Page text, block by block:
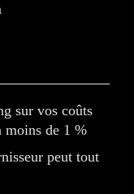
sur vos coûts
moins de 1 %
peut tout